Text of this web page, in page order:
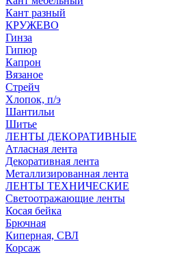
Кант разный
КРУЖЕВО
Гинза
Гипюр
Капрон
Вязаное
Стрейч
Хлопок, п/э
Шантильи
Шитье
ЛЕНТЫ ДЕКОРАТИВНЫЕ
Атласная лента
Декоративная лента
Металлизированная лента
ЛЕНТЫ ТЕХНИЧЕСКИЕ
Светоотражающие ленты
Косая бейка
Брючная
Киперная, СВЛ
Корсаж